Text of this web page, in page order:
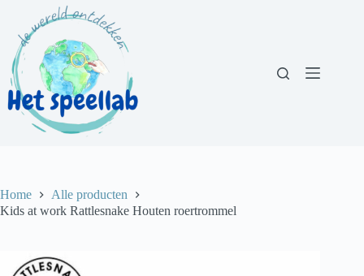
inhoud
Home
Alle producten
Kids at work Rattlesnake Houten roertrommel